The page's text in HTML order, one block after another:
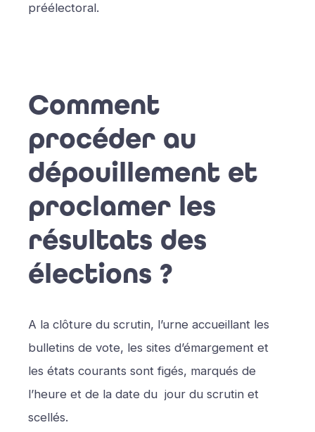
préélectoral.
Comment
procéder au
dépouillement et
proclamer les
résultats des
élections ?
A la clôture du scrutin, l’urne accueillant les
bulletins de vote, les sites d’émargement et
les états courants sont figés, marqués de
l’heure et de la date du jour du scrutin et
scellés.